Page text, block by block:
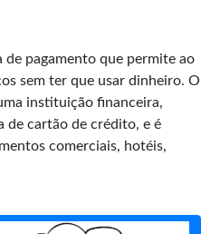
pagamento que permite ao
sem ter que usar dinheiro. O
instituição financeira,
de cartão de crédito, e é
comerciais, hotéis,